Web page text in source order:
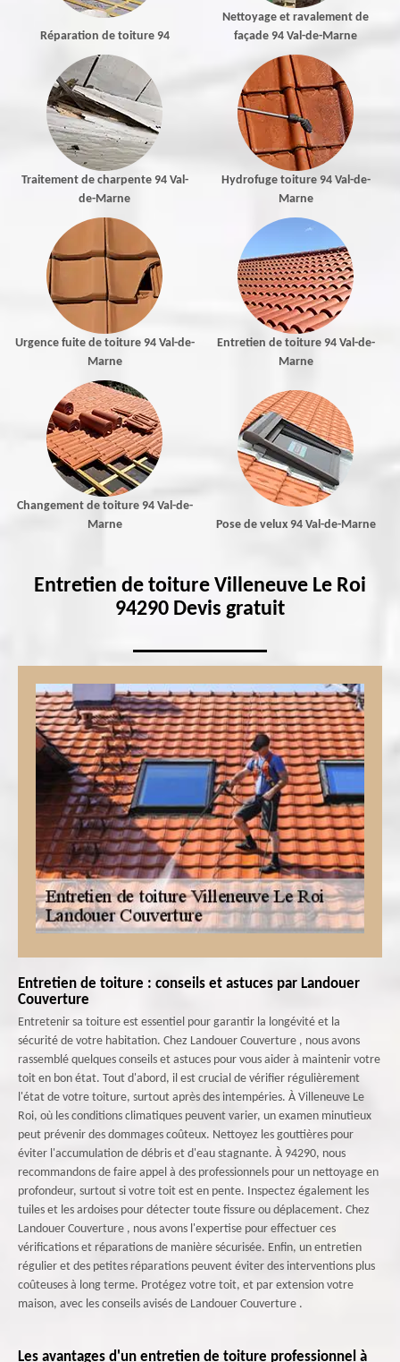
Réparation de toiture 94
Nettoyage et ravalement de
façade 94 Val-de-Marne
Traitement de charpente 94 Val-
de-Marne
Hydrofuge toiture 94 Val-de-
Marne
Urgence fuite de toiture 94 Val-de-
Marne
Entretien de toiture 94 Val-de-
Marne
Changement de toiture 94 Val-de-
Marne
Pose de velux 94 Val-de-Marne
Entretien de toiture Villeneuve Le Roi
94290 Devis gratuit
Entretien de toiture : conseils et astuces par Landouer
Couverture
Entretenir sa toiture est essentiel pour garantir la longévité et la
sécurité de votre habitation. Chez Landouer Couverture , nous avons
rassemblé quelques conseils et astuces pour vous aider à maintenir votre
toit en bon état. Tout d'abord, il est crucial de vérifier régulièrement
l'état de votre toiture, surtout après des intempéries. À Villeneuve Le
Roi, où les conditions climatiques peuvent varier, un examen minutieux
peut prévenir des dommages coûteux. Nettoyez les gouttières pour
éviter l'accumulation de débris et d'eau stagnante. À 94290, nous
recommandons de faire appel à des professionnels pour un nettoyage en
profondeur, surtout si votre toit est en pente. Inspectez également les
tuiles et les ardoises pour détecter toute fissure ou déplacement. Chez
Landouer Couverture , nous avons l'expertise pour effectuer ces
vérifications et réparations de manière sécurisée. Enfin, un entretien
régulier et des petites réparations peuvent éviter des interventions plus
coûteuses à long terme. Protégez votre toit, et par extension votre
maison, avec les conseils avisés de Landouer Couverture .
Les avantages d'un entretien de toiture professionnel à